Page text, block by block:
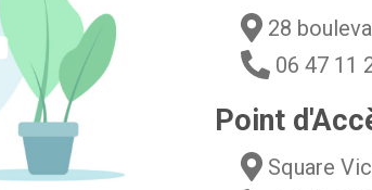
28
06 47 11
Point
Square